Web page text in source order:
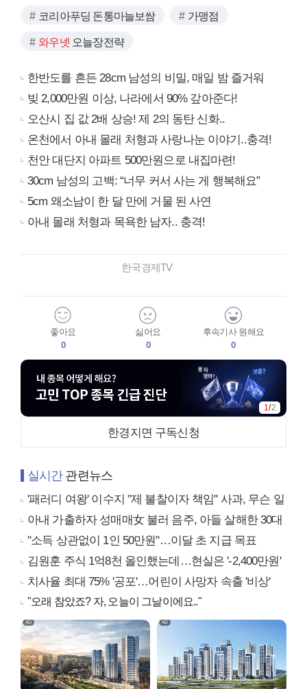
코리아푸딩 돈통마늘보쌈 가맹점
와우넷 오늘장전략
한반도를 흔든 28cm 남성의 비밀, 매일 밤 즐거워
빚 2,000만원 이상, 나라에서 90% 갚아준다!
오산시 집 값 2배 상승! 제 2의 동탄 신화..
온천에서 아내 몰래 처형과 사랑나눈 이야기..충격!
천안 대단지 아파트 500만원으로 내집마련!
30cm 남성의 고백: “너무 커서 사는 게 행복해요”
5cm 왜소남이 한 달 만에 거물 된 사연
아내 몰래 처형과 목욕한 남자.. 충격!
한국경제TV
좋아요
0
싫어요
0
후속기사 원해요
0
1/2
한경지면 구독신청
실시간관련뉴스
'패러디 여왕' 이수지 "제 불찰이자 책임" 사과, 무슨 일
아내 가출하자 성매매女 불러 음주, 아들 살해한 30대
"소득 상관없이 1인 50만원"…이달 초 지급 목표
김원훈 주식 1억8천 올인했는데…현실은 '-2,400만원'
치사율 최대 75% '공포'…어린이 사망자 속출 '비상'
"오래 참았죠? 자, 오늘이 그날이에요.."